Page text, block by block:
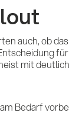
auch, ob
mit
Bedarf